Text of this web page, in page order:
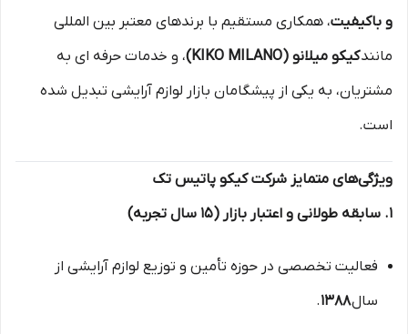
و باکیفیت، همکاری مستقیم با برندهای معتبر بین المللی
مانندکیکو میلانو (KIKO MILANO)
، و خدمات حرفه ای به
مشتریان، به یکی از پیشگامان بازار لوازم آرایشی تبدیل شده
است.
ویژگی‌های متمایز شرکت کیکو پاتیس تک
۱. سابقه طولانی و اعتبار بازار (۱۵ سال تجربه)
فعالیت تخصصی در حوزه تأمین و توزیع لوازم آرایشی از
سال۱۳۸۸.